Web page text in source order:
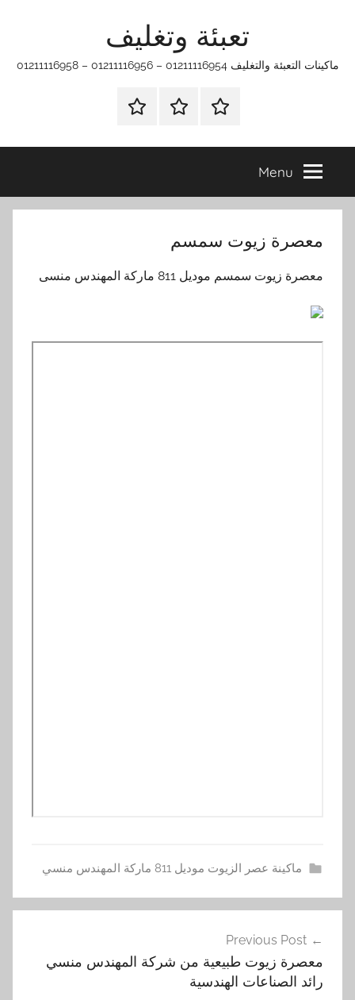
تعبئة وتغليف
ماكينات التعبئة والتغليف 01211116954 – 01211116956 – 01211116958
الرئيسيةماكينات
وتغليف
اتـصـل
في
التي
Menu
معصرة زيوت سمسم
معصرة زيوت سمسم موديل 811 ماركة المهندس منسى
ماكينة عصر الزيوت موديل 811 ماركة المهندس منسي
ز
ت
,
المقالات
Previous Post
معصرة زيوت طبيعية من شركة المهندس منسي
رائد الصناعات الهندسية